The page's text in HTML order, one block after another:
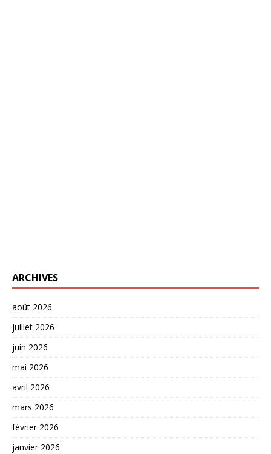
ARCHIVES
août 2026
juillet 2026
juin 2026
mai 2026
avril 2026
mars 2026
février 2026
janvier 2026